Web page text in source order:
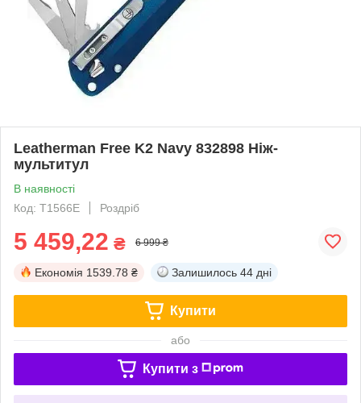
Leatherman Free K2 Navy 832898 Ніж-
мультитул
В наявності
Код: T1566E
Роздріб
5 459,22 ₴ 6 999 ₴
Економія 1539.78 ₴ Залишилось 44 дні
Купити
або
Купити з